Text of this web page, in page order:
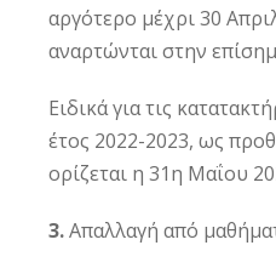
αργότερο μέχρι 30
αναρτώνται στην
Ειδικά για τις
έτος 2022-2023, ως
ορίζεται η 31η Μαΐου
3.Απαλλαγή από